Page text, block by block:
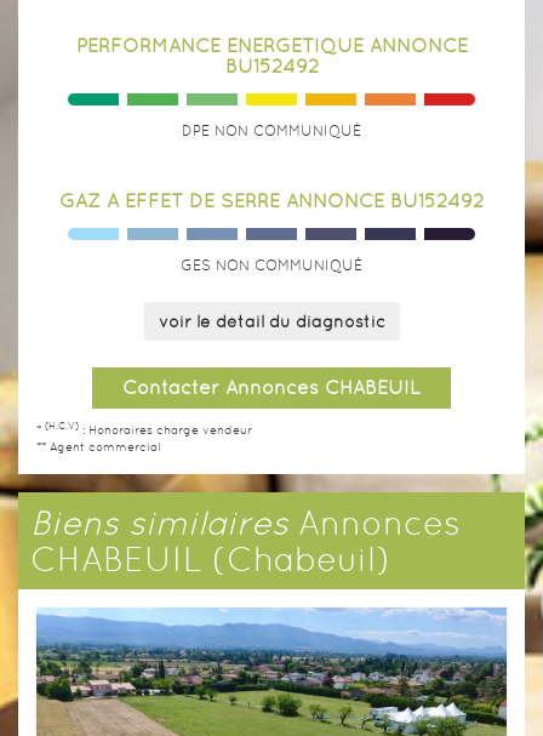
PERFORMANCE ENERGÉTIQUE ANNONCE
BU152492
DPE NON COMMUNIQUÉ
GAZ À EFFET DE SERRE ANNONCE BU152492
GES NON COMMUNIQUÉ
voir le détail du diagnostic
Contacter Annonces CHABEUIL
* (H.C.V) : Honoraires charge vendeur
** Agent commercial
Biens similaires Annonces
CHABEUIL (Chabeuil)
Terrain